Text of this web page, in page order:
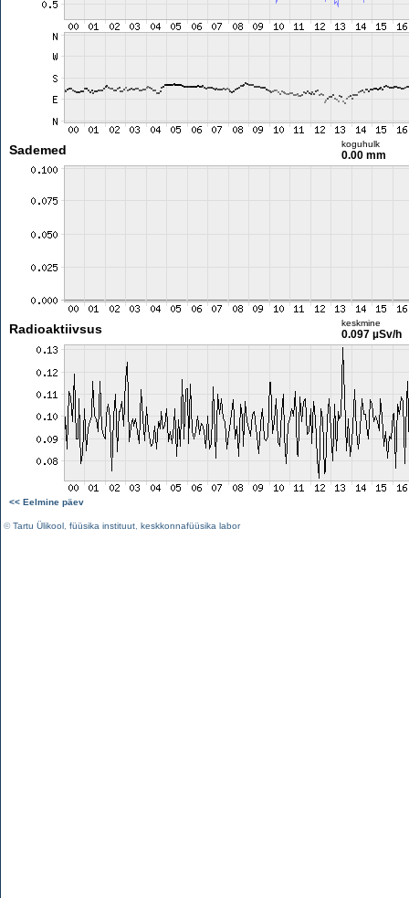
Sademed koguhulk
0.00 mm
Radioaktiivsus keskmine
0.097 µSv/h
<< Eelmine päev
©Tartu Ülikool füüsika instituut keskkonnafüüsika labor